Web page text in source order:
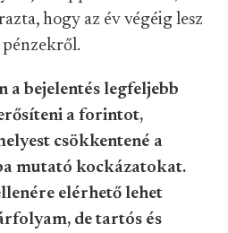
hogy az év végéig lesz
pénzekről.
a bejelentés legfeljebb
a forintot,
csökkentené a
mutató kockázatokat.
elérhető lehet
de tartós és